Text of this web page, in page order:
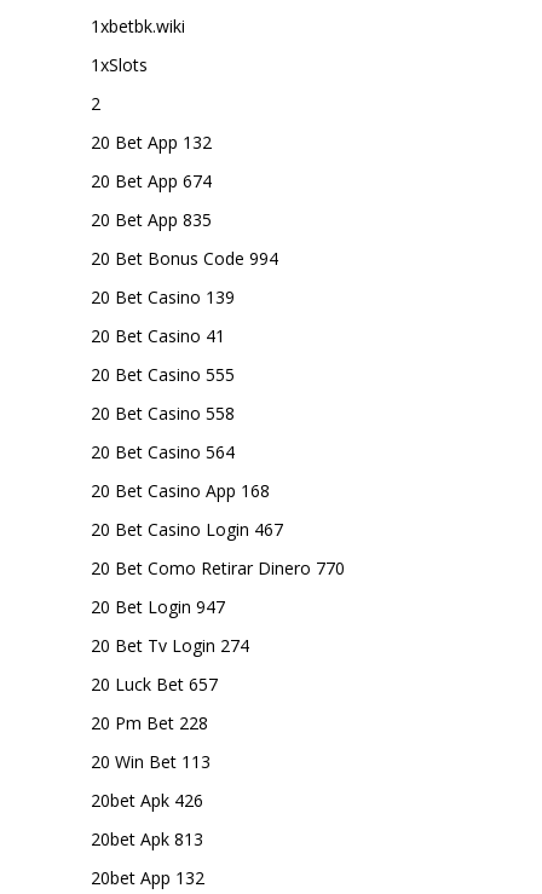
1xbetbk.wiki
1xSlots
2
20 Bet App 132
20 Bet App 674
20 Bet App 835
20 Bet Bonus Code 994
20 Bet Casino 139
20 Bet Casino 41
20 Bet Casino 555
20 Bet Casino 558
20 Bet Casino 564
20 Bet Casino App 168
20 Bet Casino Login 467
20 Bet Como Retirar Dinero 770
20 Bet Login 947
20 Bet Tv Login 274
20 Luck Bet 657
20 Pm Bet 228
20 Win Bet 113
20bet Apk 426
20bet Apk 813
20bet App 132